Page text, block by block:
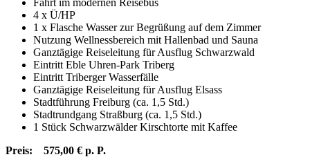
4 x Ü/HP
1 x Flasche Wasser zur Begrüßung auf dem Zimmer
Nutzung Wellnessbereich mit Hallenbad und Sauna
Ganztägige Reiseleitung für Ausflug Schwarzwald
Eintritt Eble Uhren-Park Triberg
Eintritt Triberger Wasserfälle
Ganztägige Reiseleitung für Ausflug Elsass
Stadtführung Freiburg (ca. 1,5 Std.)
Stadtrundgang Straßburg (ca. 1,5 Std.)
1 Stück Schwarzwälder Kirschtorte mit Kaffee
Preis: 575,00 € p. P.